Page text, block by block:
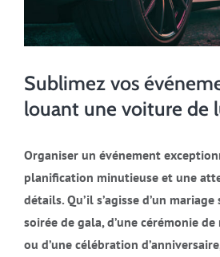
Sublimez vos
louant une voiture de
Organiser un événement
planification minutieuse et une
détails. Qu’il s’agisse d’un
soirée de gala, d’une cérémonie
ou d’une célébration